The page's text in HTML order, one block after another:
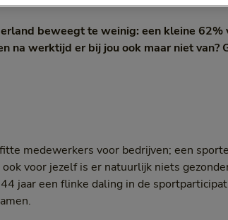
beweegt te weinig: een kleine
na werktijd er bij jou ook maar niet van?
medewerkers voor bedrijven; een
voor jezelf is er natuurlijk niets
jaar een flinke daling in de